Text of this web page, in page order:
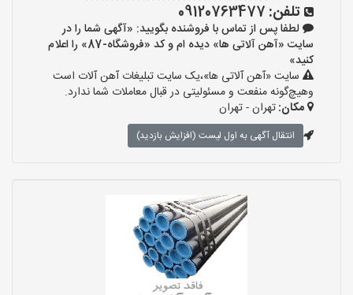
تلفن: 09120763477
لطفا پس از تماس با فروشنده بگویید: «آگهی شما را در
سایت «آهن آلاتی ها» دیده ام و کد «فروشگاه-87» را اعلام
کنید»
سایت «آهن آلاتی ها»،یک سایت تبلیغات آهن آلات است
وهیچ‌گونه منفعت و مسئولیتی در قبال معاملات شما ندارد.
مکان:تهران - تهران
انتقال آگهی به اول لیست (افزایش بازدید)